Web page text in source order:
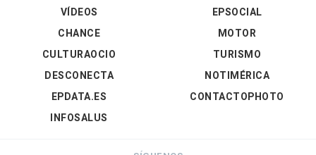
VÍDEOS
EPSOCIAL
CHANCE
CULTURAOCIO
DESCONECTA
EPDATA.ES
INFOSALUS
MOTOR
TURISMO
NOTIMÉRICA
CONTACTOPHOTO